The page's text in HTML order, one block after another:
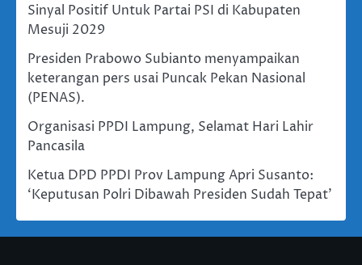
Sinyal Positif Untuk Partai PSI di Kabupaten
Mesuji 2029
Presiden Prabowo Subianto menyampaikan
keterangan pers usai Puncak Pekan Nasional
(PENAS).
Organisasi PPDI Lampung, Selamat Hari Lahir
Pancasila
Ketua DPD PPDI Prov Lampung Apri Susanto:
‘Keputusan Polri Dibawah Presiden Sudah Tepat’